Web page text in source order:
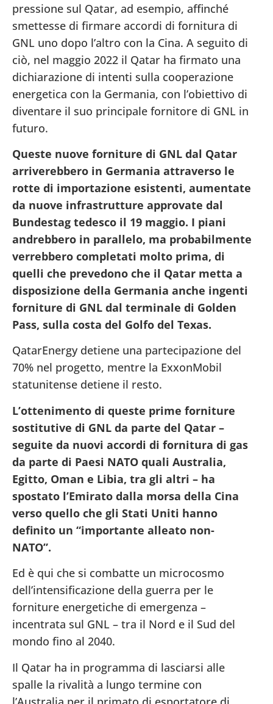
pressione sul Qatar, ad esempio, affinché
smettesse di firmare accordi di fornitura di
GNL uno dopo l’altro con la Cina. A seguito di
ciò, nel maggio 2022 il Qatar ha firmato una
dichiarazione di intenti sulla cooperazione
energetica con la Germania, con l’obiettivo di
diventare il suo principale fornitore di GNL in
futuro.
Queste nuove forniture di GNL dal Qatar
arriverebbero in Germania attraverso le
rotte di importazione esistenti, aumentate
da nuove infrastrutture approvate dal
Bundestag tedesco il 19 maggio. I piani
andrebbero in parallelo, ma probabilmente
verrebbero completati molto prima, di
quelli che prevedono che il Qatar metta a
disposizione della Germania anche ingenti
forniture di GNL dal terminale di Golden
Pass, sulla costa del Golfo del Texas.
QatarEnergy detiene una partecipazione del
70% nel progetto, mentre la ExxonMobil
statunitense detiene il resto.
L’ottenimento di queste prime forniture
sostitutive di GNL da parte del Qatar –
seguite da nuovi accordi di fornitura di gas
da parte di Paesi NATO quali Australia,
Egitto, Oman e Libia, tra gli altri – ha
spostato l’Emirato dalla morsa della Cina
verso quello che gli Stati Uniti hanno
definito un “importante alleato non-
NATO”.
Ed è qui che si combatte un microcosmo
dell’intensificazione della guerra per le
forniture energetiche di emergenza –
incentrata sul GNL – tra il Nord e il Sud del
mondo fino al 2040.
Il Qatar ha in programma di lasciarsi alle
spalle la rivalità a lungo termine con